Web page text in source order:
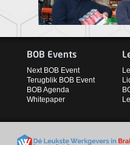
BOB Events
Next BOB Event
Terugblik BOB Event
BOB Agenda
Whitepaper